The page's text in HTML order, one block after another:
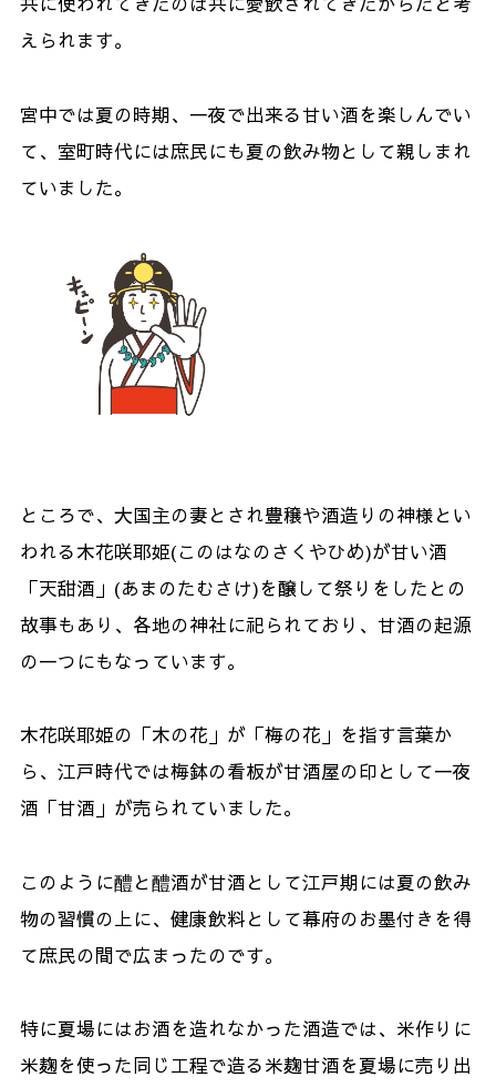
えられます。
宮中では夏の時期、一夜で出来る甘い酒を楽しんでい
て、室町時代には庶民にも夏の飲み物として親しまれ
ていました。
ところで、大国主の妻とされ豊穣や酒造りの神様とい
われる木花咲耶姫(このはなのさくやひめ)が甘い酒
「天甜酒」 (あまのたむさけ)を醸して祭りをしたとの
故事もあり、各地の神社に祀られており、甘酒の起源
の一つにもなっています。
木花咲耶姫の「木の花」が「梅の花」を指す言葉か
ら、江戸時代では梅鉢の看板が甘酒屋の印として一夜
酒「甘酒」が売られていました。
このように醴と醴酒が甘酒として江戸期には夏の飲み
物の習慣の上に、健康飲料として幕府のお墨付きを得
て庶民の間で広まったのです。
特に夏場にはお酒を造れなかった酒造では、米作りに
米麹を使った同じ工程で造る米麹甘酒を夏場に売り出